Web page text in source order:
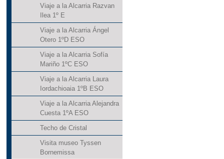
Viaje a la Alcarria Razvan
Ilea 1º E
Viaje a la Alcarria Ángel
Otero 1ºD ESO
Viaje a la Alcarria Sofía
Mariño 1ºC ESO
Viaje a la Alcarria Laura
Iordachioaia 1ºB ESO
Viaje a la Alcarria Alejandra
Cuesta 1ºA ESO
Techo de Cristal
Visita museo Tyssen
Bornemissa